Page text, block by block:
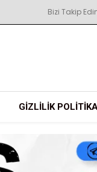
Bizi Takip
GIZLILIK